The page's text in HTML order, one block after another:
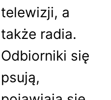
telewizji, a
także radia.
Odbiorniki się
psują,